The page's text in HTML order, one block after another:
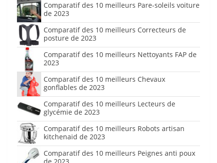
Comparatif des 10 meilleurs Pare-soleils voiture
de 2023
Comparatif des 10 meilleurs Correcteurs de
posture de 2023
Comparatif des 10 meilleurs Nettoyants FAP de
2023
Comparatif des 10 meilleurs Chevaux
gonflables de 2023
Comparatif des 10 meilleurs Lecteurs de
glycémie de 2023
Comparatif des 10 meilleurs Robots artisan
kitchenaid de 2023
Comparatif des 10 meilleurs Peignes anti poux